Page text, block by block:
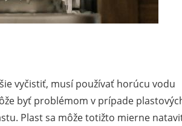
vyčistiť, musí používať horúcu vodu
byť problémom v prípade
Plast sa môže totižto mierne